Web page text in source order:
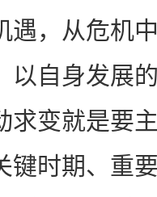
遇，从危机
以自身发展
求变就是要
键时期、重